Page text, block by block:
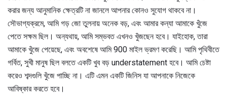
করার জন্য আনুমানিক ক্ষেত্রটি না জানলে আপনার কোনও সুযোগ থাকবে না।
সৌভাগ্যক্রমে, আমি গড় জো তুলনায় অনেক বড়, এবং আমার কন্যা আমাকে খুঁজে
পেতে সক্ষম ছিল। অন্যথায়, আমি সম্ভবত এখনও খুঁজছেন হবে। যাইহোক, তারা
আমাকে খুঁজে পেয়েছে, এবং অবশেষে আমি 900 মাইল ভ্রমণ করেছি। আমি পৃথিবীতে
গর্বিত, সুখী মানুষ ছিল বলতে একটি খুব বড় understatement হবে। আমি চেষ্টা
করেও শব্দগুলি খুঁজে পাচ্ছি না। এটি এমন একটি জিনিস যা আপনাকে নিজেকে
আবিষ্কার করতে হবে।